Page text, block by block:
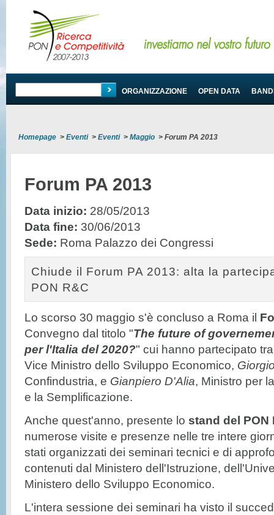
PROGRAMMA ORGANIZZAZIONE OPEN DATA
Homepage > Eventi> Eventi> Maggio > Forum PA 2013
Forum PA 2013
Data inizio: 28/05/2013
Data fine: 30/06/2013
Sede: Roma Palazzo dei Congressi
Chiude il Forum PA 2013: alta la
PON R&C
Lo scorso 30 maggio s'è concluso a Roma il
Convegno dal titolo "The future of
per l'Italia del 2020?" cui hanno partecipato
Vice Ministro dello Sviluppo Economico,
Confindustria, e Gianpiero D'Alia, Ministro per
e la Semplificazione.
Anche quest'anno, presente lo stand del PON
numerose visite e presenze nelle tre intere
stati organizzati dei seminari tecnici e di
contenuti dal Ministero dell'Istruzione,
Ministero dello Sviluppo Economico.
L'intera sessione dei seminari ha visto il